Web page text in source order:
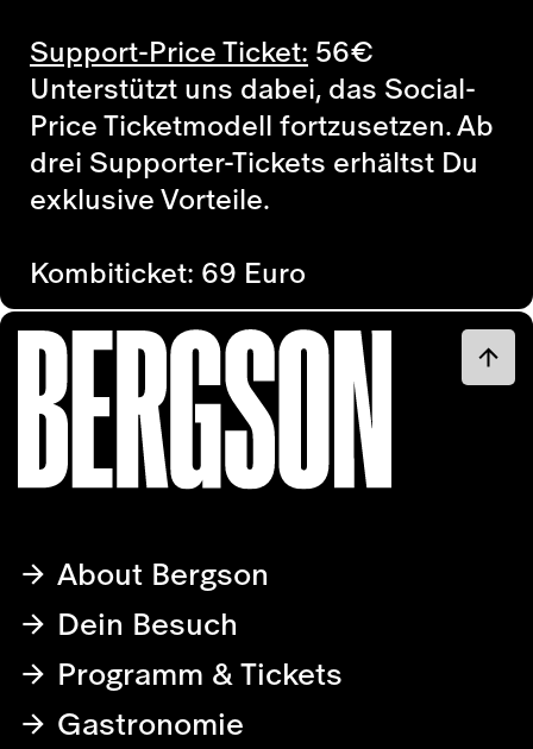
Support-Price Ticket: 56€
Unterstützt uns dabei, das Social-
Price Ticketmodell fortzusetzen. Ab
drei Supporter-Tickets erhältst Du
exklusive Vorteile.
Kombiticket: 69 Euro
About Bergson
Dein Besuch
Programm & Tickets
Gastronomie